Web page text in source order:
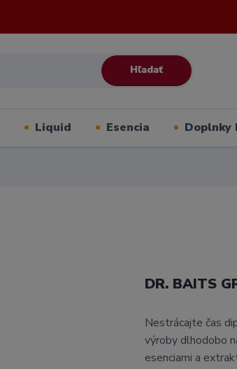
Hľadať
Liquid Esencia Doplnky
DR. BAITS
Nestrácajte čas
výroby dlhodobo
esenciami a